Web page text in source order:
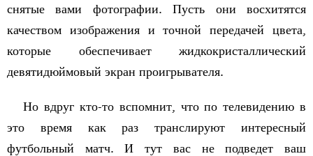
снятые вами фотографии. Пусть они восхитятся
качеством изображения и точной передачей цвета,
которые обеспечивает жидкокристаллический
девятидюймовый экран проигрывателя.
Но вдруг кто-то вспомнит, что по телевидению в
это время как раз транслируют интересный
футбольный матч. И тут вас не подведет ваш